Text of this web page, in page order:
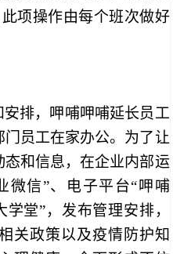
项操作由每个班次做好
排，呷哺呷哺延长员工
员工在家办公。为了让
和信息，在企业内部运
微信”、电子平台“呷哺
学堂”，发布管理安排，
关政策以及疫情防护知